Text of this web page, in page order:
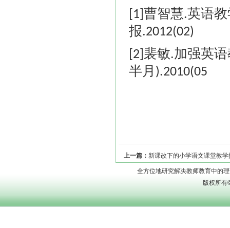
[1] 曹智慧.英语
报.2012(02)
[2] 裴敏.加强英
半月 ).2010(05
上一篇： 新课改下的小学语文课堂教
全方位地研究解决教师教育中的
版权所有